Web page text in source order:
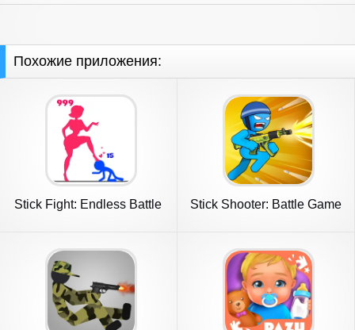
Похожие приложения:
Stick Fight: Endless Battle Stick Shooter: Battle Game